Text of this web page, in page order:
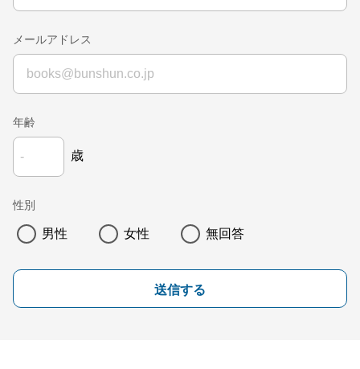
メールアドレス
年齢
歳
性別
男性 女性 無回答
送信する